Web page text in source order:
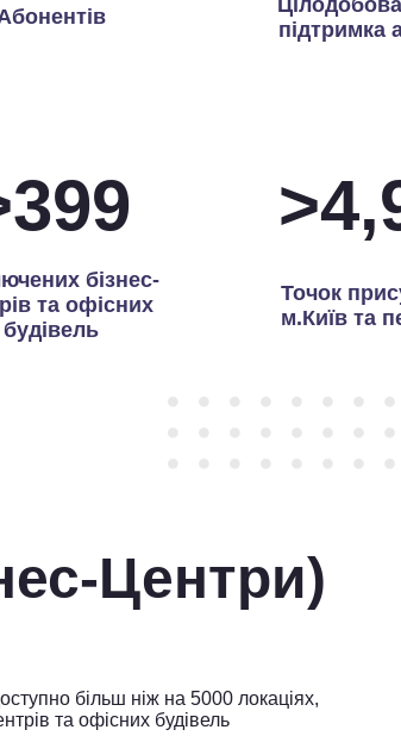
підтримка
400
бізнес-
та офісних
будівель
>
Точок
м.Київ та
Центри)
більш ніж на 5000 локаціях,
та офісних будівель